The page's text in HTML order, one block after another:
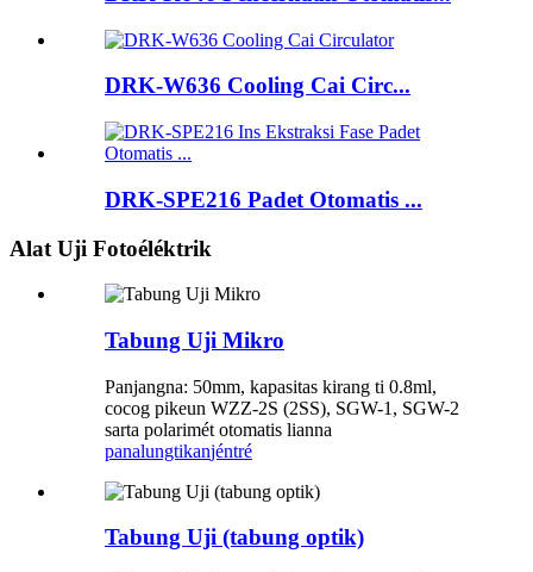
DRK-W636 Cooling Cai Circ...
DRK-SPE216 Padet Otomatis ...
Alat Uji Fotoéléktrik
Tabung Uji Mikro
Panjangna: 50mm, kapasitas kirang ti 0.8ml,
cocog pikeun WZZ-2S (2SS), SGW-1, SGW-2
sarta polarimét otomatis lianna
panalungtikanjéntré
Tabung Uji (tabung optik)